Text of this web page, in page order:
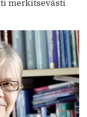
merkitsevästi